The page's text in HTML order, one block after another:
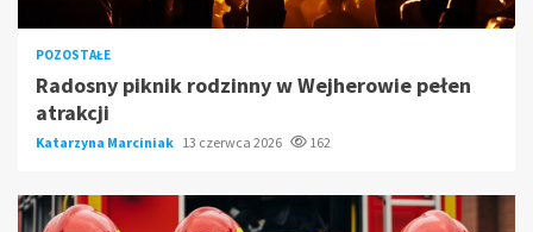
POZOSTAŁE
Radosny piknik rodzinny w Wejherowie pełen
atrakcji
Katarzyna Marciniak 13 czerwca 2026 162